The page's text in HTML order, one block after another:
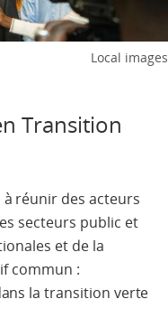
Local images
Transition
à réunir des acteurs
secteurs public et
et de la
commun :
la transition verte